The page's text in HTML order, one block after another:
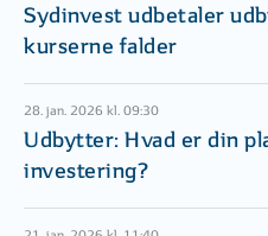
Sydinvest udbetaler
kurserne falder
28. jan. 2026 kl. 09:30
Udbytter: Hvad er din
investering?